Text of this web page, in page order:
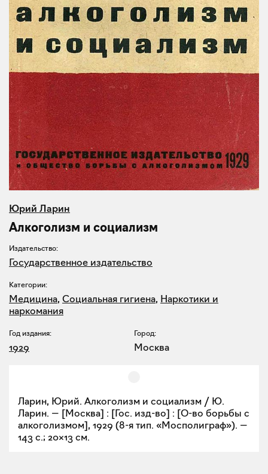
Юрий Ларин
Алкоголизм и социализм
Издательство:
Государственное издательство
Категории:
Медицина, Социальная гигиена, Наркотики и
наркомания
Год издания:
1929
Город:
Москва
Ларин, Юрий. Алкоголизм и социализм / Ю.
Ларин. — [Москва] : [Гос. изд-во] : [О-во борьбы с
алкоголизмом], 1929 (8-я тип. «Мосполиграф»). —
143 с.; 20×13 см.